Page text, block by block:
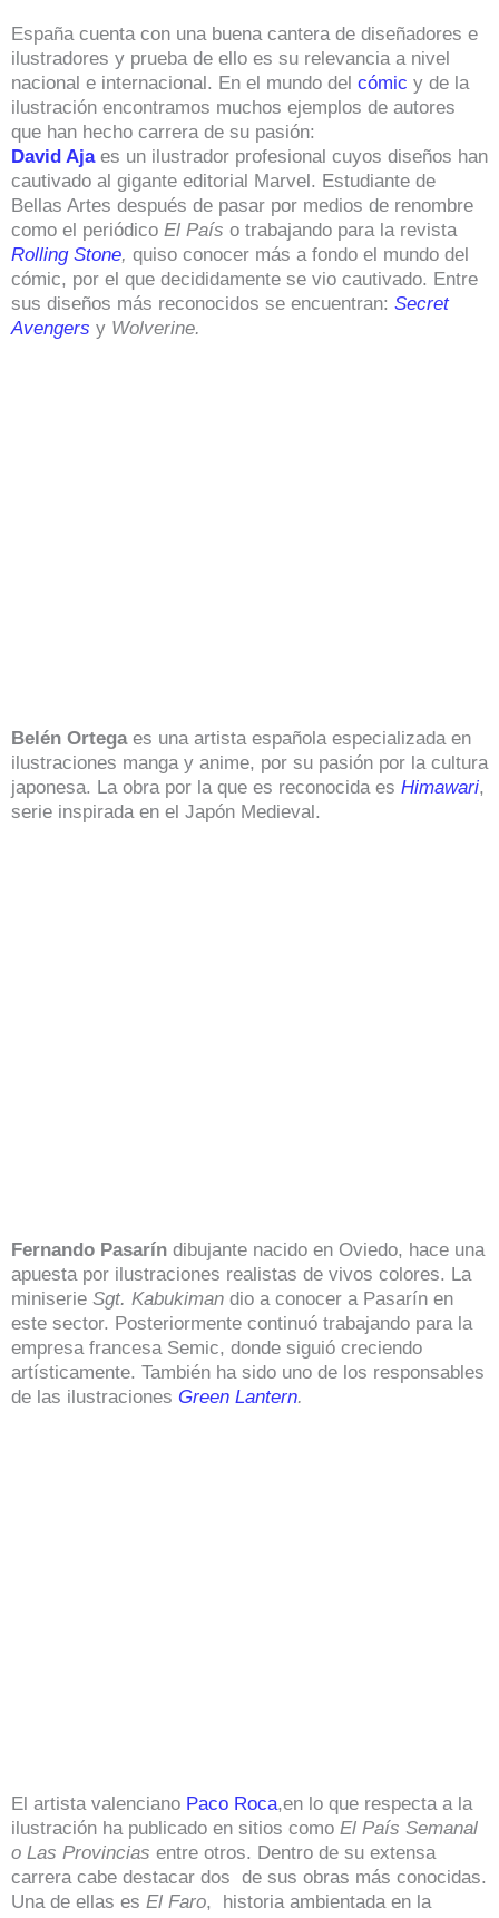
España cuenta con una buena cantera de diseñadores e
ilustradores y prueba de ello es su relevancia a nivel
nacional e internacional. En el mundo del cómic y de la
ilustración encontramos muchos ejemplos de autores
que han hecho carrera de su pasión:
David Ajaes un ilustrador profesional cuyos diseños han
cautivado al gigante editorial Marvel. Estudiante de
Bellas Artes después de pasar por medios de renombre
como el periódico El País o trabajando para la revista
Rolling Stone, quiso conocer más a fondo el mundo del
cómic, por el que decididamente se vio cautivado. Entre
sus diseños más reconocidos se encuentran: Secret
Avengers y Wolverine.
Belén Ortegaes una artista española especializada en
ilustraciones manga y anime, por su pasión por la cultura
japonesa. La obra por la que es reconocida es Himawari,
serie inspirada en el Japón Medieval.
Fernando Pasarín dibujante nacido en Oviedo, hace una
apuesta por ilustraciones realistas de vivos colores. La
miniserie Sgt. Kabukiman dio a conocer a Pasarín en
este sector. Posteriormente continuó trabajando para la
empresa francesa Semic, donde siguió creciendo
artísticamente. También ha sido uno de los responsables
de las ilustraciones Green Lantern.
El artista valenciano Paco Roca,en lo que respecta a la
ilustración ha publicado en sitios como El País Semanal
o Las Provincias entre otros. Dentro de su extensa
carrera cabe destacar dos de sus obras más conocidas.
Una de ellas es El Faro, historia ambientada en la